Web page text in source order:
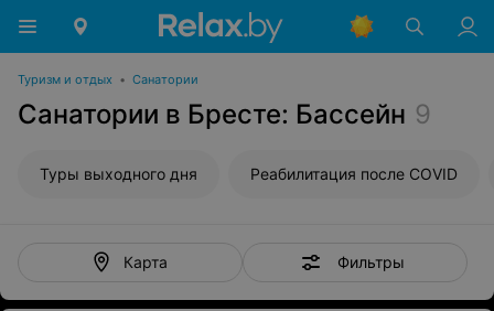
Туризм и отдых • Санатории
Санатории в Бресте: Бассейн 9
Туры выходного дня Реабилитация после COVID
Карта Фильтры